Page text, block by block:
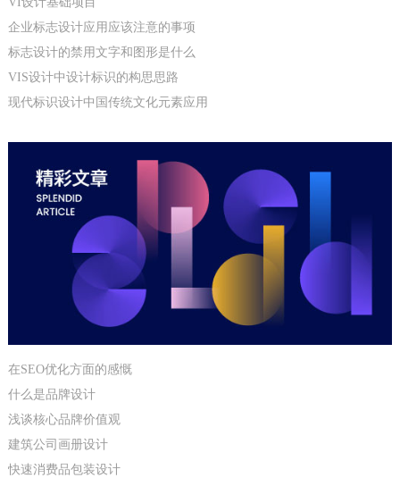
企业标志设计应用应该注意的事项
标志设计的禁用文字和图形是什么
VIS设计中设计标识的构思思路
现代标识设计中国传统文化元素应用
在SEO优化方面的感慨
什么是品牌设计
浅谈核心品牌价值观
建筑公司画册设计
快速消费品包装设计